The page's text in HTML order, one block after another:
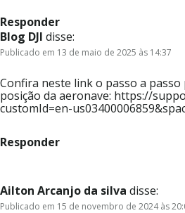
Responder
Blog DJI disse:
Publicado em 13 de maio de 2025 às 14:37
Confira neste link o passo a
posição da aeronave: https://
customId=en-
Responder
Ailton Arcanjo da silva disse:
Publicado em 15 de novembro de 2024 às